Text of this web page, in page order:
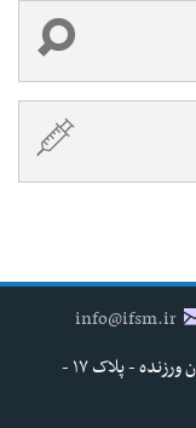
info@ifsm.ir
تهران - خیابان شهید مفتح جنوبی - خیابان ورزنده - پلاک ۱۷ -